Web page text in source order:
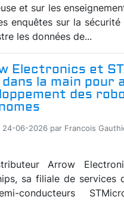
et sur les
enquêtes sur la
les données de...
Electronics et
dans la main pour
des
24-06-2026 par Francois
Arrow
sa filiale de services
conducteurs